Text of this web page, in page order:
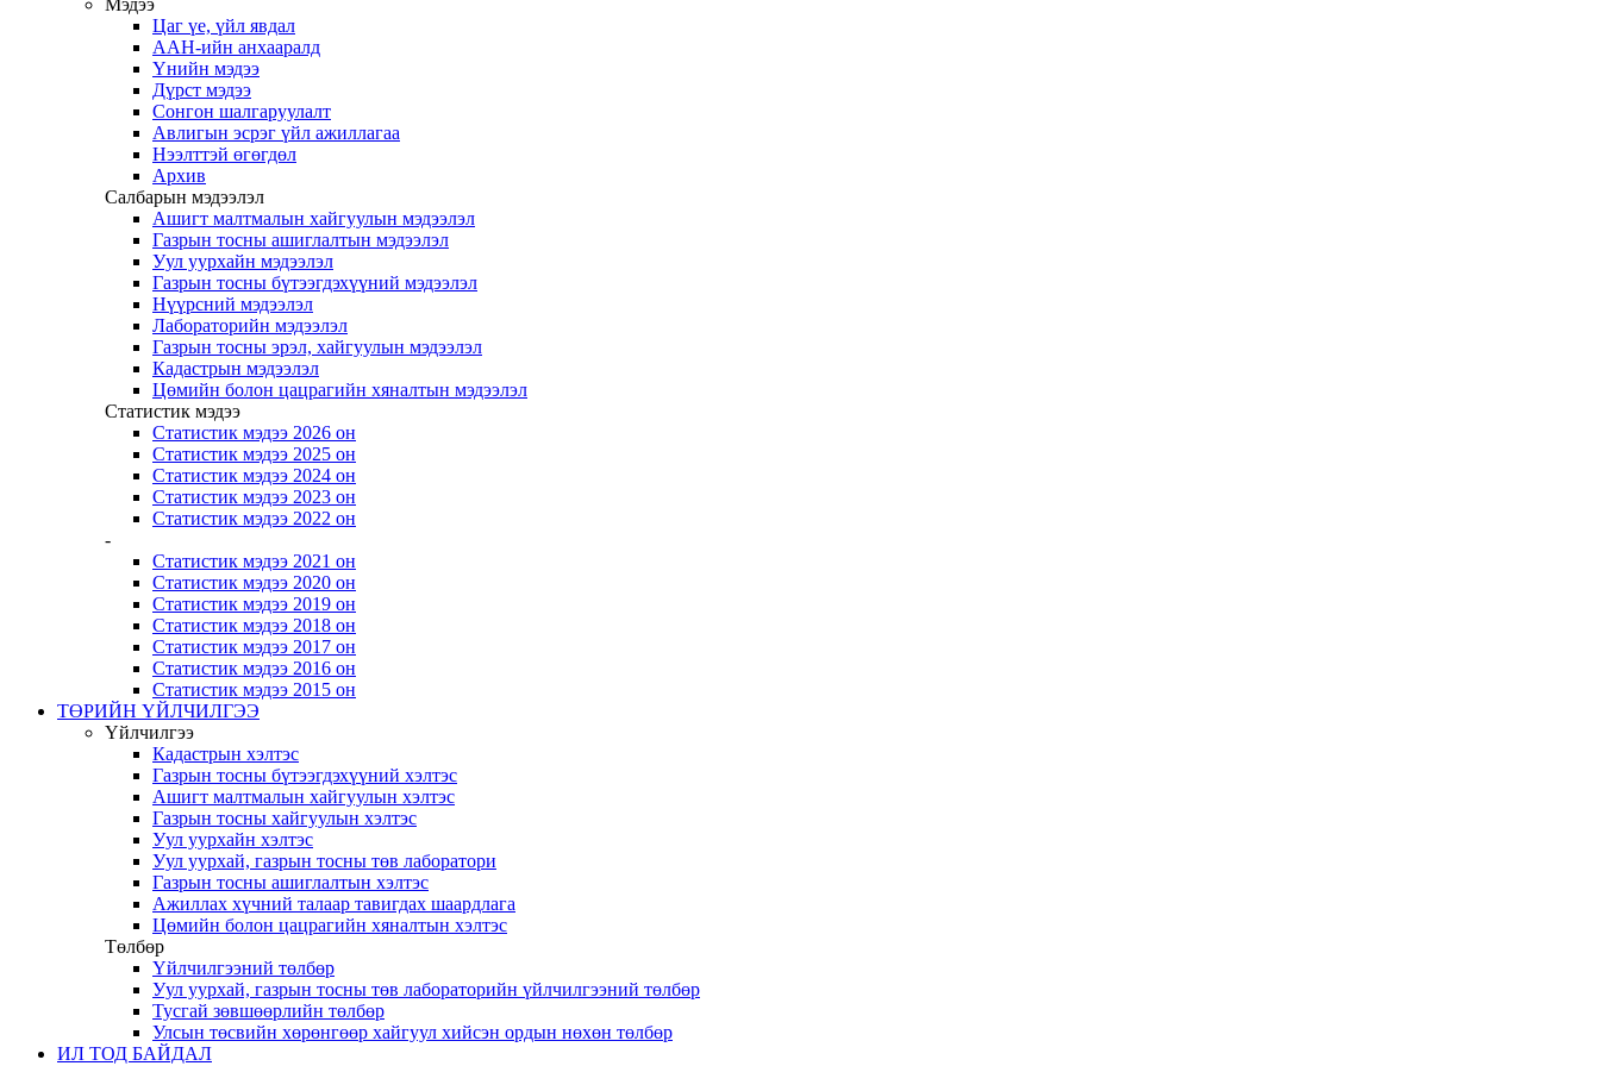
Мэдээ
Цаг үе, үйл явдал
ААН-ийн анхааралд
Үнийн мэдээ
Дүрст мэдээ
Сонгон шалгаруулалт
Авлигын эсрэг үйл ажиллагаа
Нээлттэй өгөгдөл
Архив
Салбарын мэдээлэл
Ашигт малтмалын хайгуулын мэдээлэл
Газрын тосны ашиглалтын мэдээлэл
Уул уурхайн мэдээлэл
Газрын тосны бүтээгдэхүүний мэдээлэл
Нүүрсний мэдээлэл
Лабораторийн мэдээлэл
Газрын тосны эрэл, хайгуулын мэдээлэл
Кадастрын мэдээлэл
Цөмийн болон цацрагийн хяналтын мэдээлэл
Статистик мэдээ
Статистик мэдээ 2026 он
Статистик мэдээ 2025 он
Статистик мэдээ 2024 он
Статистик мэдээ 2023 он
Статистик мэдээ 2022 он
-
Статистик мэдээ 2021 он
Статистик мэдээ 2020 он
Статистик мэдээ 2019 он
Статистик мэдээ 2018 он
Статистик мэдээ 2017 он
Статистик мэдээ 2016 он
Статистик мэдээ 2015 он
ТӨРИЙН ҮЙЛЧИЛГЭЭ
Үйлчилгээ
Кадастрын хэлтэс
Газрын тосны бүтээгдэхүүний хэлтэс
Ашигт малтмалын хайгуулын хэлтэс
Газрын тосны хайгуулын хэлтэс
Уул уурхайн хэлтэс
Уул уурхай, газрын тосны төв лаборатори
Газрын тосны ашиглалтын хэлтэс
Ажиллах хүчний талаар тавигдах шаардлага
Цөмийн болон цацрагийн хяналтын хэлтэс
Төлбөр
Үйлчилгээний төлбөр
Уул уурхай, газрын тосны төв лабораторийн үйлчилгээний төлбөр
Тусгай зөвшөөрлийн төлбөр
Улсын төсвийн хөрөнгөөр хайгуул хийсэн ордын нөхөн төлбөр
ИЛ ТОД БАЙДАЛ